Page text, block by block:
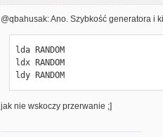
@qbahusak: Ano. Szybkość generatora i
lda RANDOM
ldx RANDOM
ldy RANDOM
jak nie wskoczy przerwanie ;]